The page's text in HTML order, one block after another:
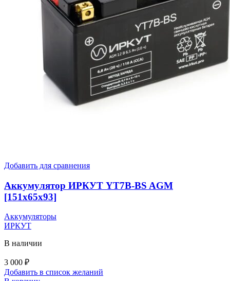
Добавить для сравнения
Аккумулятор ИРКУТ YT7B-BS AGM
[151х65х93]
Аккумуляторы
ИРКУТ
В наличии
3 000 ₽
Добавить в список желаний